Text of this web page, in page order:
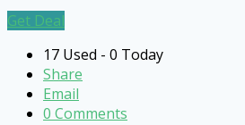
Get Deal
17 Used - 0 Today
Share
Email
0 Comments